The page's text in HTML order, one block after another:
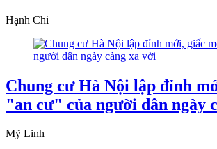
Hạnh Chi
Chung cư Hà Nội lập đỉnh
"an cư" của người dân ngày
Mỹ Linh